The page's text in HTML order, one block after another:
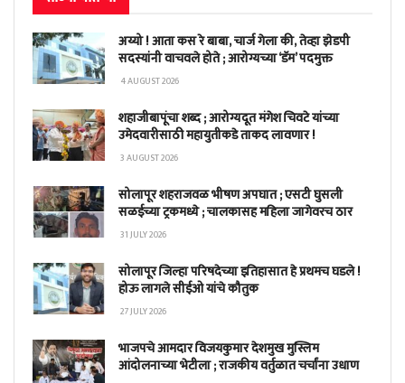
अय्यो ! आता कस रे बाबा, चार्ज गेला की, तेव्हा झेडपी
सदस्यांनी वाचवले होते ; आरोग्यच्या ‘डॅम’ पदमुक्त
4 AUGUST 2026
शहाजीबापूंचा शब्द ; आरोग्यदूत मंगेश चिवटे यांच्या
उमेदवारीसाठी महायुतीकडे ताकद लावणार !
3 AUGUST 2026
सोलापूर शहराजवळ भीषण अपघात ; एसटी घुसली
सळईच्या ट्रकमध्ये ; चालकासह महिला जागेवरच ठार
31 JULY 2026
सोलापूर जिल्हा परिषदेच्या इतिहासात हे प्रथमच घडले !
होऊ लागले सीईओ यांचे कौतुक
27 JULY 2026
भाजपचे आमदार विजयकुमार देशमुख मुस्लिम
आंदोलनाच्या भेटीला ; राजकीय वर्तुळात चर्चांना उधाण